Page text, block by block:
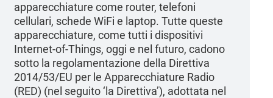
apparecchiature come router, telefoni
cellulari, schede WiFi e laptop. Tutte queste
apparecchiature, come tutti i dispositivi
Internet-of-Things, oggi e nel futuro, cadono
sotto la regolamentazione della Direttiva
2014/53/EU per le Apparecchiature Radio
(RED) (nel seguito ‘la Direttiva’), adottata nel